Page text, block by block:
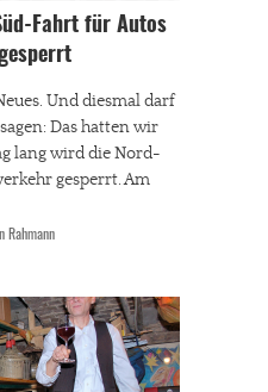
Fahrt für Autos
Und diesmal darf
Das hatten wir
lang wird die Nord-
gesperrt. Am
Rahmann